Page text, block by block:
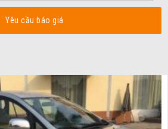
Yêu cầu báo giá